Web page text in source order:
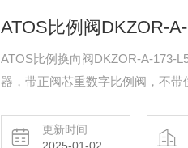
ATOS比例阀DKZOR-
ATOS比例换向阀DKZOR-A-173-
器，带正阀芯重数字比例阀，不
考信号和用于软件功能参数设置的
更新时间